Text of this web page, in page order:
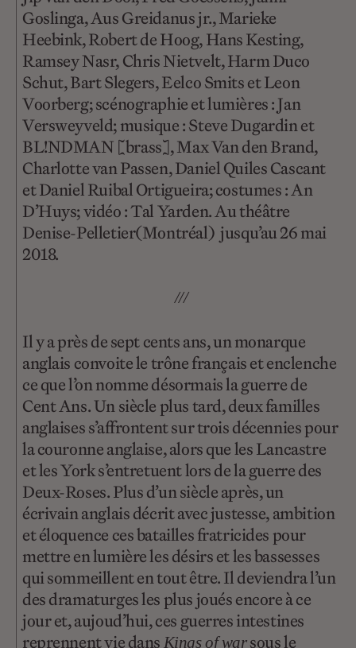
Goslinga, Aus Greidanus jr., Marieke
Heebink, Robert de Hoog, Hans Kesting,
Ramsey Nasr, Chris Nietvelt, Harm Duco
Schut, Bart Slegers, Eelco Smits et Leon
Voorberg; scénographie et lumières : Jan
Versweyveld; musique : Steve Dugardin et
BL!NDMAN [brass], Max Van den Brand,
Charlotte van Passen, Daniel Quiles Cascant
et Daniel Ruibal Ortigueira; costumes : An
D’Huys; vidéo : Tal Yarden. Au théâtre
Denise-Pelletier(Montréal) jusqu’au 26 mai
2018.
///
Il y a près de sept cents ans, un monarque
anglais convoite le trône français et enclenche
ce que l’on nomme désormais la guerre de
Cent Ans. Un siècle plus tard, deux familles
anglaises s’affrontent sur trois décennies pour
la couronne anglaise, alors que les Lancastre
et les York s’entretuent lors de la guerre des
Deux-Roses. Plus d’un siècle après, un
écrivain anglais décrit avec justesse, ambition
et éloquence ces batailles fratricides pour
mettre en lumière les désirs et les bassesses
qui sommeillent en tout être. Il deviendra l’un
des dramaturges les plus joués encore à ce
jour et, aujoud’hui, ces guerres intestines
reprennent vie dans Kings of warsous le